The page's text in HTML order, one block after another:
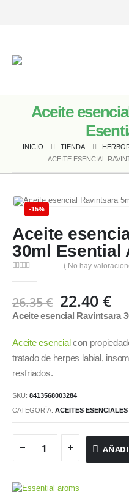
Aceite
INICIO TIENDA
ACEITE ESENCIAL
-15%
Aceite
30ml Esential
( No hay
26.35€ El
precio
era:
26.35 €.
22.40€
Aceite esencial Ravintsara
Aceite esencial con
tratado de herpes labial,
resfriados.
SKU: 8413568003284
CATEGORÍA: ACEITES ESENCIALES